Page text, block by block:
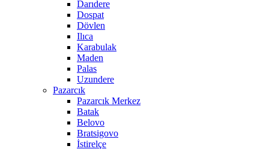
Darıdere
Dospat
Dövlen
Ilıca
Karabulak
Maden
Palas
Uzundere
Pazarcık
Pazarcık Merkez
Batak
Belovo
Bratsigovo
İstirelçe